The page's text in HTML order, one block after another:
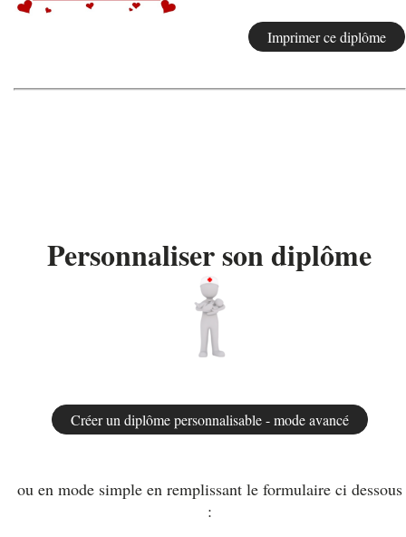
Personnaliser son diplôme
ou en mode simple en remplissant le formulaire ci dessous
: